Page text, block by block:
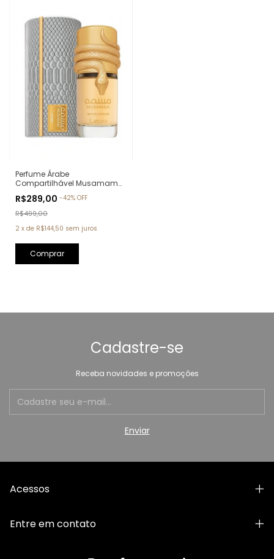
Perfume Árabe
Compartilhável Musamam
Parfum - 100ml
R$289,00 -42% OFF
R$499,00
2 x de R$144,50 sem juros
Cadastre-se
Receba novidades e promoções
Acessos
Entre em contato